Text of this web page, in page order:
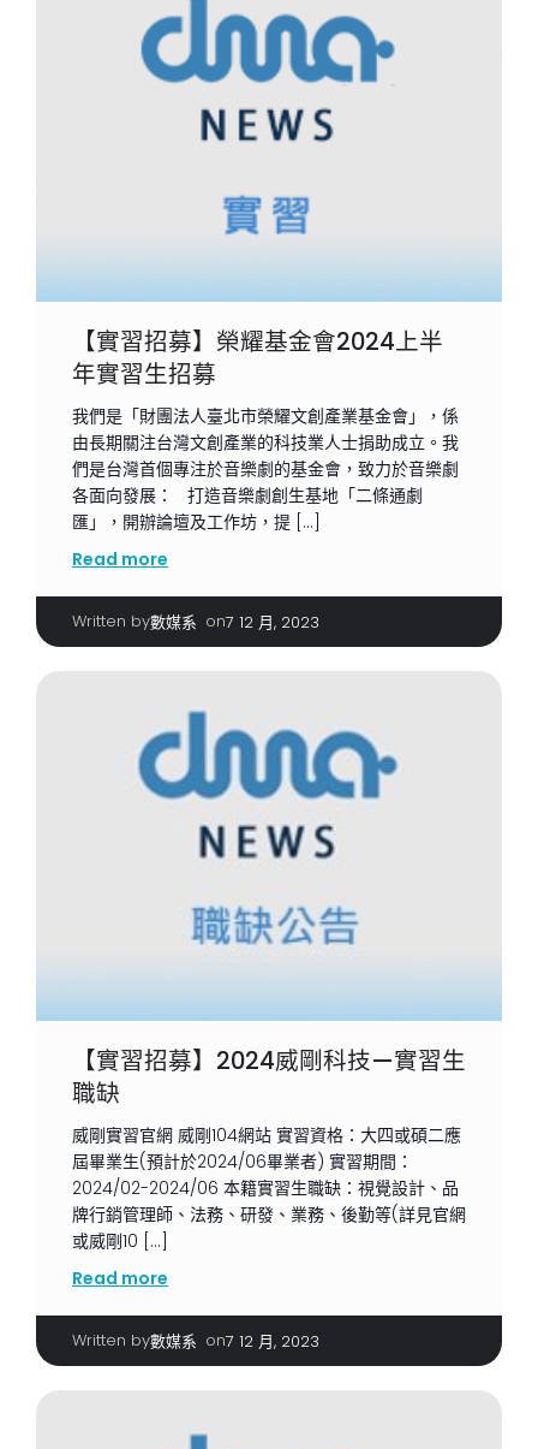
【實習招募】榮耀基金會2024上半
年實習生招募
我們是「財團法人臺北市榮耀文創產業基金會」，係
由長期關注台灣文創產業的科技業人士捐助成立。我
們是台灣首個專注於音樂劇的基金會，致力於音樂劇
各面向發展： 打造音樂劇創生基地「二條通劇
匯」，開辦論壇及工作坊，提 […]
Read more
Written by數媒系 on7 12 月, 2023
【實習招募】2024威剛科技—實習生
職缺
威剛實習官網 威剛104網站 實習資格：大四或碩二應
屆畢業生(預計於2024/06畢業者) 實習期間：
2024/02-2024/06 本籍實習生職缺：視覺設計、品
牌行銷管理師、法務、研發、業務、後勤等(詳見官網
或威剛10 […]
Read more
Written by數媒系 on7 12 月, 2023